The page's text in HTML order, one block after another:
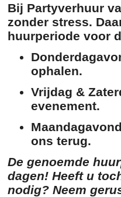
Bij Partyverhuur
zonder stress.
huurperiode voor
ophalen.
Vrijdag &
evenement.
ons terug.
De genoemde
dagen! Heeft u
nodig? Neem